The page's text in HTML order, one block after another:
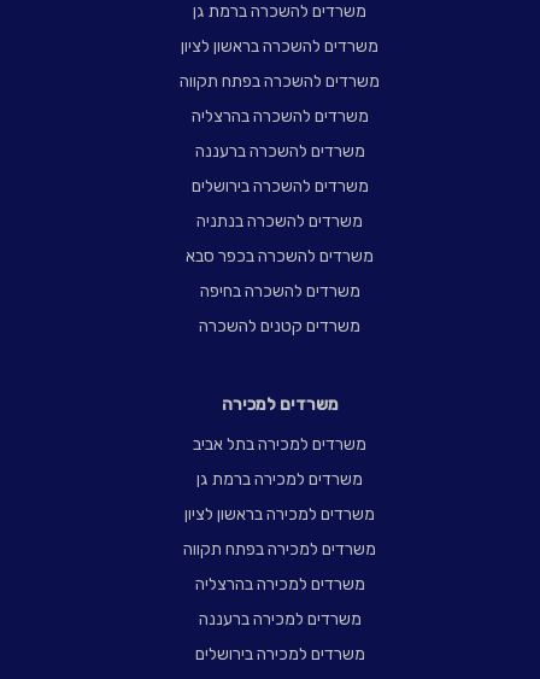
משרדים להשכרה ברמת גן
משרדים להשכרה בראשון לציון
משרדים להשכרה בפתח תקווה
משרדים להשכרה בהרצליה
משרדים להשכרה ברעננה
משרדים להשכרה בירושלים
משרדים להשכרה בנתניה
משרדים להשכרה בכפר סבא
משרדים להשכרה בחיפה
משרדים קטנים להשכרה
משרדים למכירה
משרדים למכירה בתל אביב
משרדים למכירה ברמת גן
משרדים למכירה בראשון לציון
משרדים למכירה בפתח תקווה
משרדים למכירה בהרצליה
משרדים למכירה ברעננה
משרדים למכירה בירושלים